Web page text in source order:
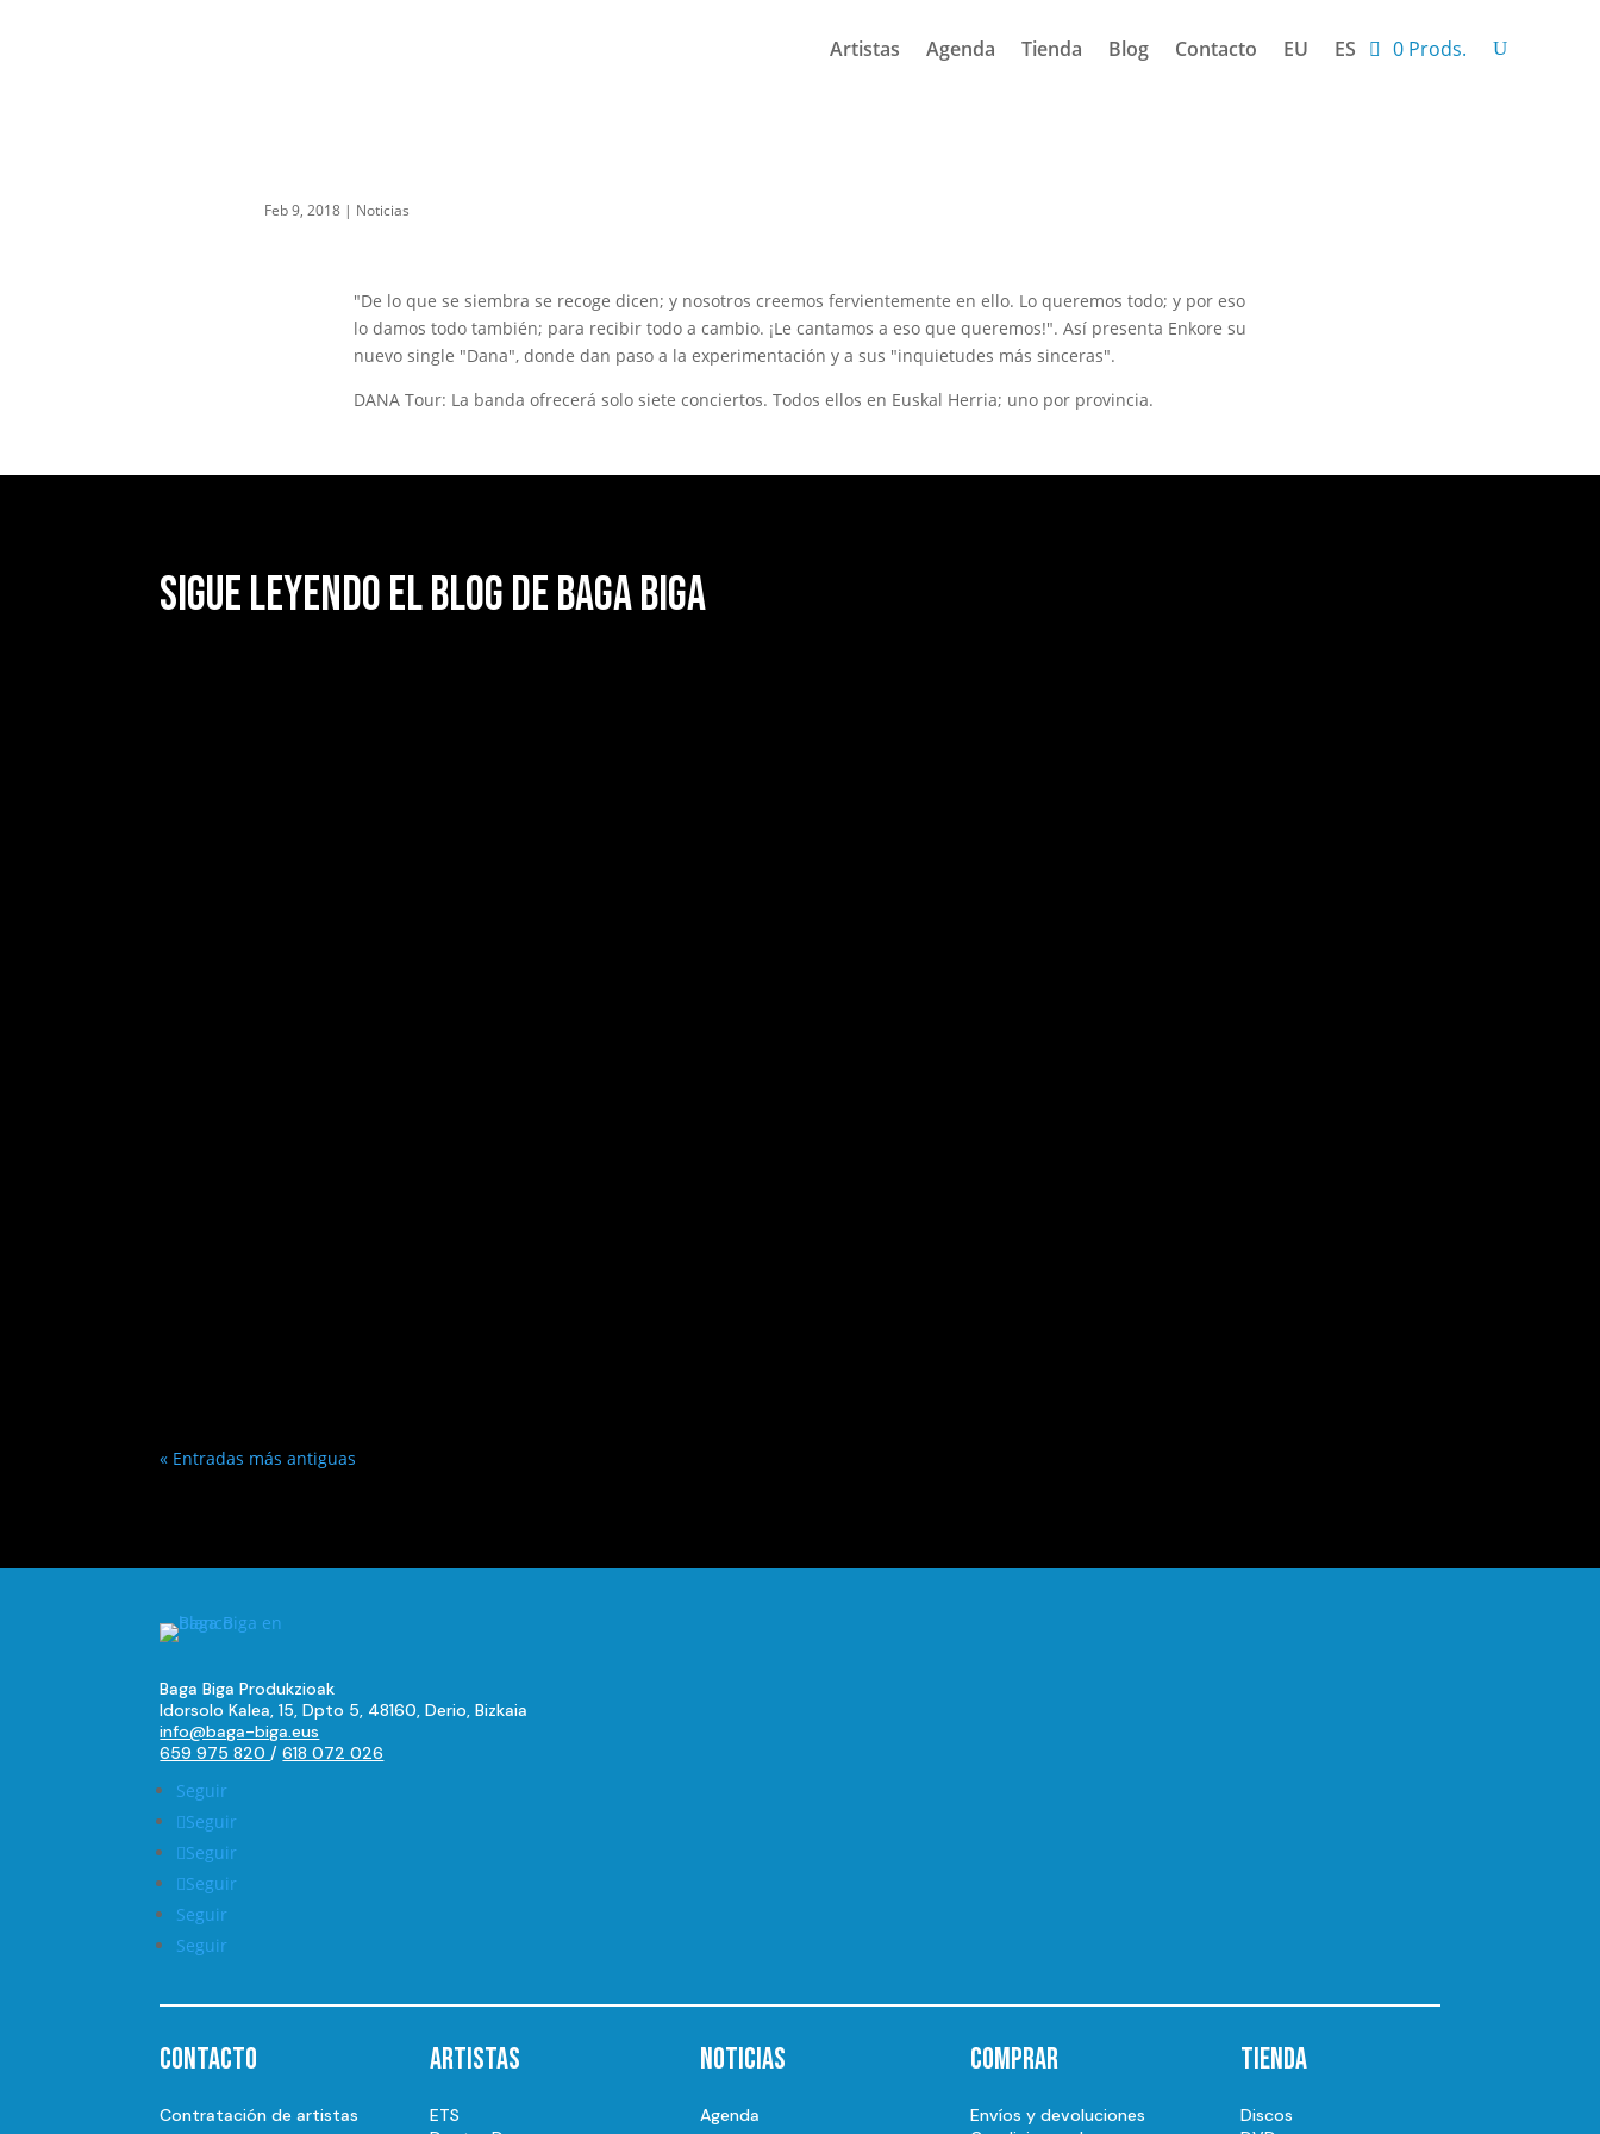
Artistas Agenda Tienda Blog Contacto EU ES 0 Prods.
Feb 9, 2018 | Noticias
"De lo que se siembra se recoge dicen; y nosotros creemos fervientemente en ello. Lo queremos todo; y por eso
lo damos todo también; para recibir todo a cambio. ¡Le cantamos a eso que queremos!". Así presenta Enkore su
nuevo single "Dana", donde dan paso a la experimentación y a sus "inquietudes más sinceras".
DANA Tour: La banda ofrecerá solo siete conciertos. Todos ellos en Euskal Herria; uno por provincia.
Sigue leyendo el blog de Baga Biga
« Entradas más antiguas
Baga Biga Produkzioak
Idorsolo Kalea, 15, Dpto 5, 48160, Derio, Bizkaia
info@baga-biga.eus
659 975 820/618 072 026
Seguir
Seguir
Seguir
Seguir
Seguir
Seguir
Contacto
Contratación de artistas
Artistas
ETS
Noticias
Agenda
Comprar
Envíos y devoluciones
Tienda
Discos